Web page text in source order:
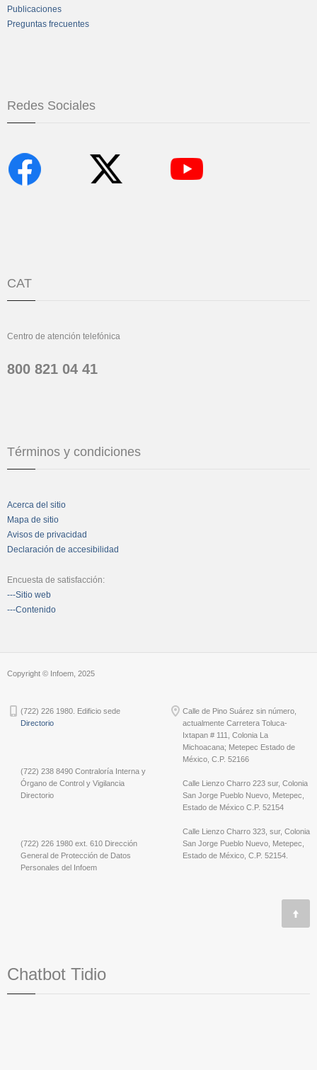
Publicaciones
Preguntas frecuentes
Redes Sociales
CAT
Centro de atención telefónica
800 821 04 41
Términos y condiciones
Acerca del sitio
Mapa de sitio
Avisos de privacidad
Declaración de accesibilidad
Encuesta de satisfacción:
---Sitio web
---Contenido
Copyright © Infoem, 2025
(722) 226 1980. Edificio sede
Directorio
(722) 238 8490 Contraloría Interna y
Órgano de Control y Vigilancia
Directorio
(722) 226 1980 ext. 610 Dirección
General de Protección de Datos
Personales del Infoem
Calle de Pino Suárez sin número,
actualmente Carretera Toluca-
Ixtapan # 111, Colonia La
Michoacana; Metepec Estado de
México, C.P. 52166
Calle Lienzo Charro 223 sur, Colonia
San Jorge Pueblo Nuevo, Metepec,
Estado de México C.P. 52154
Calle Lienzo Charro 323, sur, Colonia
San Jorge Pueblo Nuevo, Metepec,
Estado de México, C.P. 52154.
Chatbot Tidio